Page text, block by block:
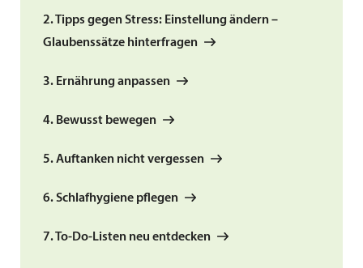
2. Tipps gegen Stress: Einstellung ändern –
Glaubenssätze hinterfragen
3. Ernährung anpassen
4. Bewusst bewegen
5. Auftanken nicht vergessen
6. Schlafhygiene pflegen
7. To-Do-Listen neu entdecken